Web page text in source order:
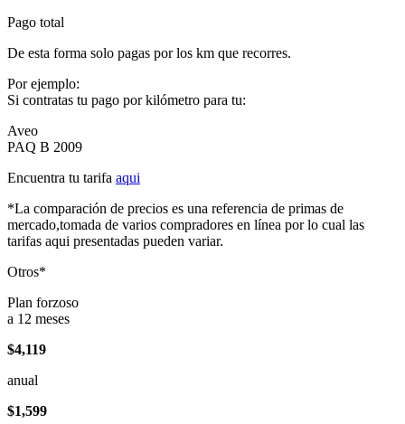
Pago total
De esta forma solo pagas por los km que recorres.
Por ejemplo:
Si contratas tu pago por kilómetro para tu:
Aveo
PAQ B 2009
Encuentra tu tarifa aqui
*La comparación de precios es una referencia de primas de
mercado,tomada de varios compradores en línea por lo cual las
tarifas aqui presentadas pueden variar.
Otros*
Plan forzoso
a 12 meses
$4,119
anual
$1,599